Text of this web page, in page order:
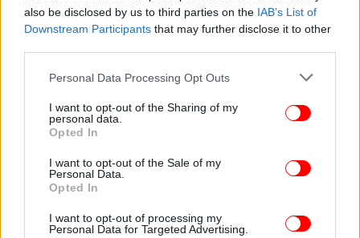
also be disclosed by us to third parties on the IAB’s List of
Downstream Participants that may further disclose it to other
Please note that this website/app uses one or more Google
not limited to your visit or usage behaviour. You may click to
grant or deny consent to Google and its third-party tags to
use your data for below specified purposes in below Google
consent section.
Personal Data Processing Opt Outs
I want to opt-out of the Sharing of my
personal data.
Opted In
I want to opt-out of the Sale of my
Personal Data.
Opted In
I want to opt-out of processing my
Personal Data for Targeted Advertising.
Εμμανουηλίδου. Η Ελληνίδα πρωταθλήτρια
κατετάγη 8η στην 2η ημιτελική σειρά με χρόνο 23
δευτερόλεπτα και 18 εκατοστά και αποχαιρετά τους
33ους Ολυμπιακούς Αγώνες με εξαιρετική
Ο Εμμανουήλ Καραλής κατέκτησε το χάλκινο
μετάλλιο στο άλμα επί κοντώ των Ολυμπιακών
Αγώνων στο Παρίσι! Ο Έλληνας πρωταθλητής με
επίδοση 5,90μ. πήρε την 3η θέση και χάρισε στην
Ελλάδα το 6ο της μετάλλιο (ένα ασημένιο και πέντε
χάλκινα) στο Παρίσι.